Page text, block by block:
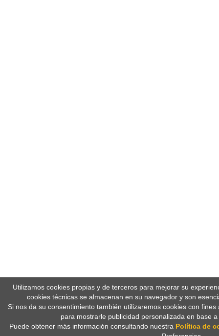
Utilizamos cookies propias y de terceros para mejorar su
cookies técnicas se almacenan en su navegador y son
Si nos da su consentimiento también utilizaremos cookies con
para mostrarle publicidad personalizada en base
Puede obtener más información consultando nuestra Política de